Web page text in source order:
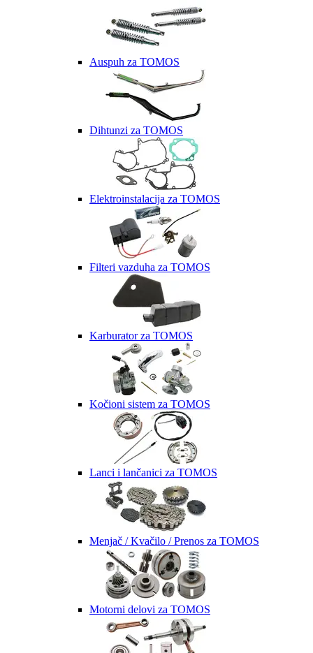
Auspuh za TOMOS
Dihtunzi za TOMOS
Elektroinstalacija za TOMOS
Filteri vazduha za TOMOS
Karburator za TOMOS
Kočioni sistem za TOMOS
Lanci i lančanici za TOMOS
Menjač / Kvačilo / Prenos za TOMOS
Motorni delovi za TOMOS